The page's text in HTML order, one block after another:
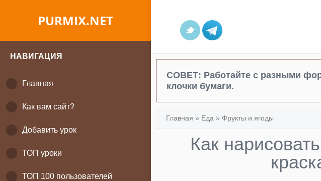
PURMIX.NET
НАВИГАЦИЯ
Главная
Как вам сайт?
Добавить урок
ТОП уроки
ТОП 100 пользователей
СОВЕТ: Работайте с разными
клочки бумаги.
Главная » Еда » Фрукты и ягоды
Как